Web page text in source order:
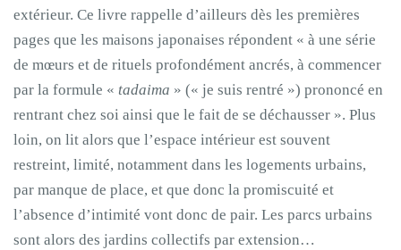
extérieur. Ce livre rappelle d’ailleurs dès les premières
pages que les maisons japonaises répondent « à une série
de mœurs et de rituels profondément ancrés, à commencer
par la formule « tadaima » (« je suis rentré ») prononcé en
rentrant chez soi ainsi que le fait de se déchausser ». Plus
loin, on lit alors que l’espace intérieur est souvent
restreint, limité, notamment dans les logements urbains,
par manque de place, et que donc la promiscuité et
l’absence d’intimité vont donc de pair. Les parcs urbains
sont alors des jardins collectifs par extension…